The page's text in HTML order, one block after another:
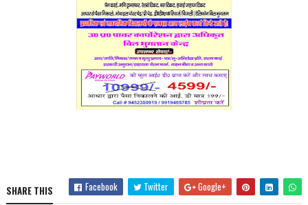
SHARE THIS Facebook Twitter Google+